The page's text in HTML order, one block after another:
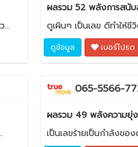
...
ผลรวม 52 พลังการสนั
ดูเผินๆ เป็นเลข ดีทำให้ชี
ดูข้อมูล เบอร์โปรด
065-5566-
ผลรวม 49 พลังความยุ่
เป็นเลขร้ายเป็นกำลังขอ